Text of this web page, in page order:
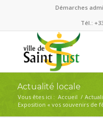
Démarches
Tél.:
Actualité locale
Vous êtes ici : Accueil /
Exposition « vos souvenirs de